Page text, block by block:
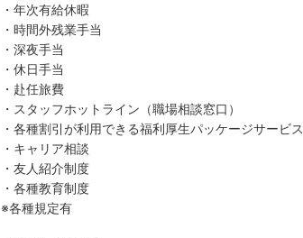
・年次有給休暇
・時間外残業手当
・深夜手当
・休日手当
・赴任旅費
・スタッフホットライン（職場相談窓口）
・各種割引が利用できる福利厚生パッケージサービス
・キャリア相談
・友人紹介制度
・各種教育制度
※各種規定有